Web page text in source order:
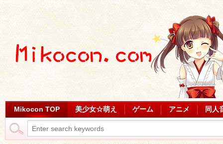
Mikocon TOP 美少女☆萌え ゲーム アニメ 同人